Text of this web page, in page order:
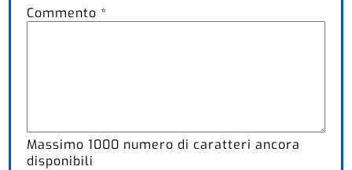
Commento *
Massimo1000 numero di caratteri ancora
disponibili